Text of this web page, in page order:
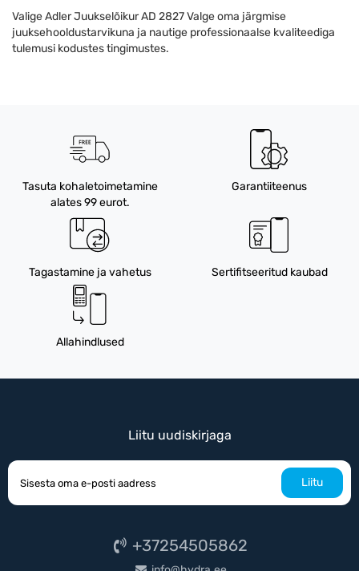
Valige Adler Juukselõikur AD 2827 Valge oma järgmise
juuksehooldustarvikuna ja nautige professionaalse kvaliteediga
tulemusi kodustes tingimustes.
Tasuta kohaletoimetamine
alates 99 eurot.
Garantiiteenus
Tagastamine ja vahetus Sertifitseeritud kaubad
Allahindlused
Liitu uudiskirjaga
Liitu
+37254505862